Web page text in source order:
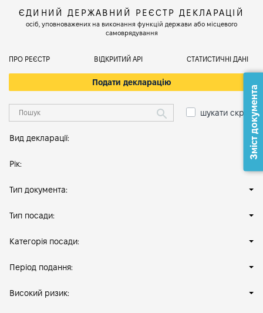
ЄДИНИЙ ДЕРЖАВНИЙ РЕЄСТР ДЕКЛАРАЦІЙ
осіб, уповноважених на виконання функцій держави або місцевого
самоврядування
ПРО РЕЄСТР ВІДКРИТИЙ АРІ СТАТИСТИЧНІ ДАНІ
Подати декларацію
шукати скрізь
Вид декларації:
Рік:
Тип документа:
Тип посади:
Категорія посади:
Період подання:
Високий ризик:
Зміст документа